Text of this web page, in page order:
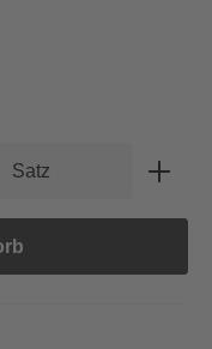
Satz